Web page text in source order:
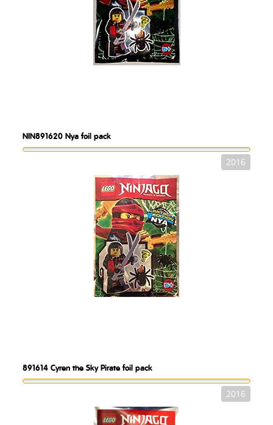
NIN891620 Nya foil pack
2016
891614 Cyren the Sky Pirate foil pack
2016